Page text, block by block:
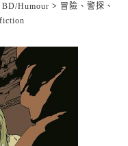
Humour > 冒險、警探、